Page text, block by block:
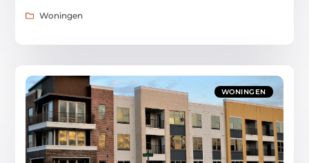
Woningen
WONINGEN